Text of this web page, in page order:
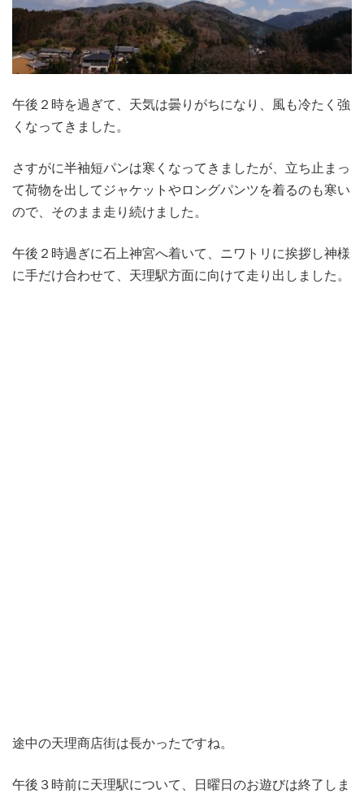
午後２時を過ぎて、天気は曇りがちになり、風も冷たく強
くなってきました。
さすがに半袖短パンは寒くなってきましたが、立ち止まっ
て荷物を出してジャケットやロングパンツを着るのも寒い
ので、そのまま走り続けました。
午後２時過ぎに石上神宮へ着いて、ニワトリに挨拶し神様
に手だけ合わせて、天理駅方面に向けて走り出しました。
途中の天理商店街は長かったですね。
午後３時前に天理駅について、日曜日のお遊びは終了しま